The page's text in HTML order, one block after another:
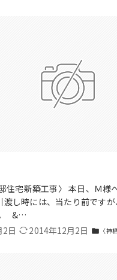
住宅新築工事〉 本日、Ｍ様
し時には、当たり前ですが
。 &…
日
2014年12月2日 folder 〈神